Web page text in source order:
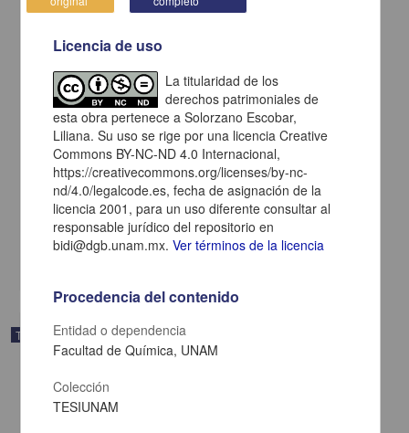
Evaluación de crecimiento de la carpa Cyprynus carpio (Linnaeus,
1758) en un embalse fertilizado con cerdaza
Gonzalez Yañez, Javier
Biología y Química
Trabajo de grado
Licencia de uso
La titularidad de los
derechos patrimoniales de
esta obra pertenece a Solorzano Escobar,
Liliana. Su uso se rige por una licencia Creative
Commons BY-NC-ND 4.0 Internacional,
https://creativecommons.org/licenses/by-nc-
nd/4.0/legalcode.es, fecha de asignación de la
licencia 2001, para un uso diferente consultar al
responsable jurídico del repositorio en
bidi@dgb.unam.mx.Ver términos de la licencia
Procedencia del contenido
Entidad o dependencia
Facultad de Química, UNAM
Colección
TESIUNAM